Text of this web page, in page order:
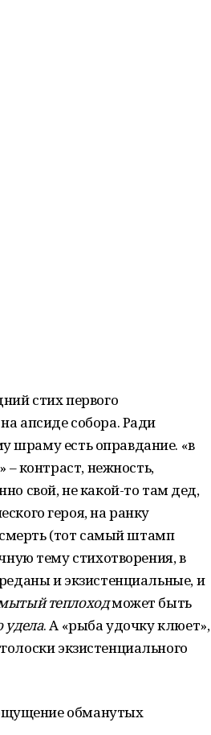
стих первого
апсиде собора. Ради
шраму есть оправдание. «в
контраст, нежность,
свой, не какой-то там дед,
героя, на ранку
(тот самый штамп
тему стихотворения, в
и экзистенциальные, и
теплоходможет быть
удела. А «рыба удочку клюет»,
экзистенциального
ощущение обманутых